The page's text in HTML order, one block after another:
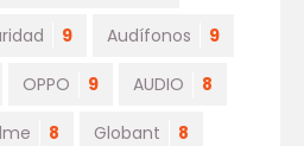
9 Audífonos 9
OPPO 9 AUDIO 8
8 Globant 8